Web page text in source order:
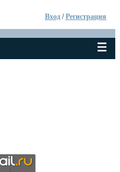
Вход /Регистрация